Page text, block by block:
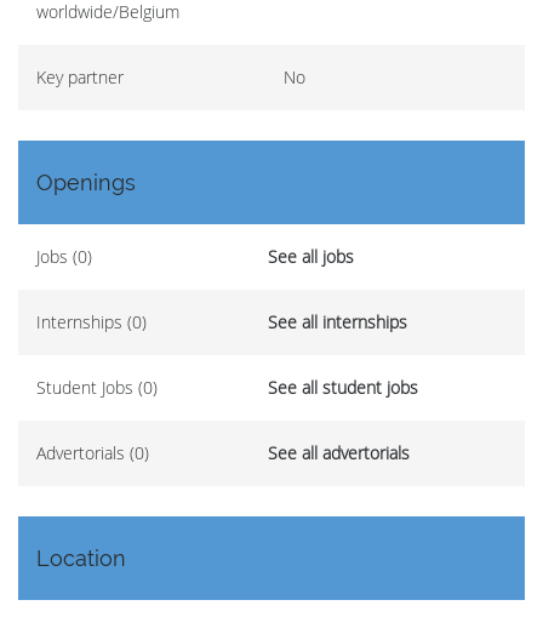
worldwide/Belgium
Key partner No
Openings
Jobs (0) See all jobs
Internships (0) See all internships
Student Jobs (0) See all student jobs
Advertorials (0) See all advertorials
Location